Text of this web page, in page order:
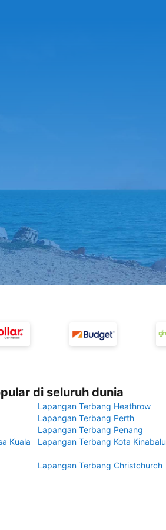
di seluruh dunia
Lapangan Terbang Heathrow
Lapangan Terbang Perth
Lapangan Terbang Penang
Kuala
Lapangan Terbang Kota Kinabalu
Lapangan Terbang Christchurch